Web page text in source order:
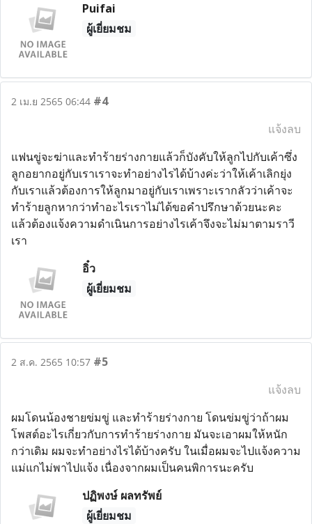
Puifai
ผู้เยี่ยมชม
2 เม.ย 2565 06:44 #4
แจ้งลบ
แฟนขู่จะฆ่าและทำร้ายร่างกายแล้วก็บังคับให้ลูกไปกับเค้าซึ่ง
ลูกอยากอยู่กับเราเราจะทำอย่างไรได้บ้างค่ะว่าให้เค้าเลิกยุ่ง
กับเราแล้วต้องการให้ลูกมาอยู่กับเราเพราะเรากลัวว่าเค้าจะ
ทำร้ายลูกหากว่าทำอะไรเราไม่ได้ขอคำปรึกษาด้วยนะคะ
แล้วต้องแจ้งความดำเนินการอย่างไรเค้าจึงจะไม่มาตามราวี
เรา
อิ๋ว
ผู้เยี่ยมชม
2 ส.ค. 2565 10:57 #5
แจ้งลบ
ผมโดนน้องชายข่มขู่ และทำร้ายร่างกาย โดนข่มขู่ว่าถ้าผม
โพสต์อะไรเกี่ยวกับการทำร้ายร่างกาย มันจะเอาผมให้หนัก
กว่าเดิม ผมจะทำอย่างไรได้บ้างครับ ในเมื่อผมจะไปแจ้งความ
แม่แกไม่พาไปแจ้ง เนื่องจากผมเป็นคนพิการนะครับ
ปฏิพงษ์ ผลทรัพย์
ผู้เยี่ยมชม